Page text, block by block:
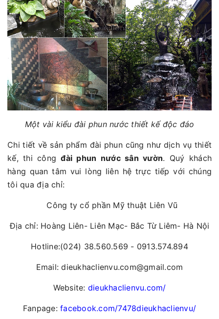
Một vài kiểu đài phun nước thiết kế độc đáo
Chi tiết về sản phẩm đài phun cũng như dịch vụ thiết
kế, thi côngđài phun nước sân vườn. Quý khách
hàng quan tâm vui lòng liên hệ trực tiếp với chúng
tôi qua địa chỉ:
Công ty cổ phần Mỹ thuật Liên Vũ
Địa chỉ: Hoàng Liên- Liên Mạc- Bắc Từ Liêm- Hà Nội
Hotline:(024) 38.560.569 - 0913.574.894
Email: dieukhaclienvu.com@gmail.com
Website: dieukhaclienvu.com/
Fanpage:facebook.com/7478dieukhaclienvu/